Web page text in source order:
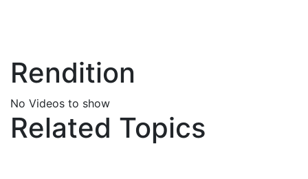
Rendition
No Videos to show
Related Topics